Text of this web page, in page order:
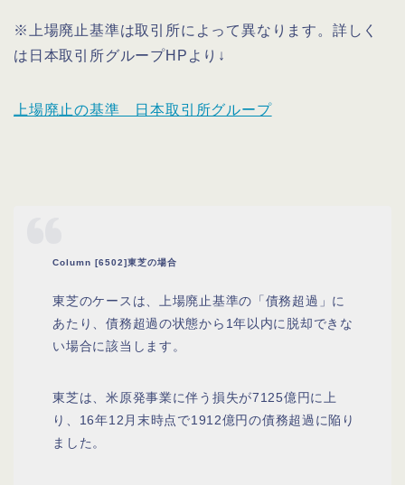
※上場廃止基準は取引所によって異なります。詳しく
は日本取引所グループHPより↓
上場廃止の基準 日本取引所グループ
Column [6502]東芝の場合
東芝のケースは、上場廃止基準の「債務超過」に
あたり、債務超過の状態から1年以内に脱却できな
い場合に該当します。
東芝は、米原発事業に伴う損失が7125億円に上
り、16年12月末時点で1912億円の債務超過に陥り
ました。